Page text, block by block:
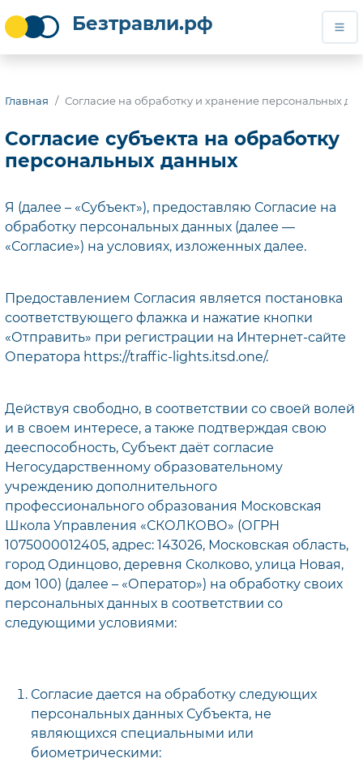
Безтравли.рф
Безтравли.рф
Главная Согласие на обработку и хранение персональных
Согласие субъекта на обработку
персональных данных
Я (далее – «Субъект»), предоставляю Согласие на
обработку персональных данных (далее —
«Согласие») на условиях, изложенных далее.
Предоставлением Согласия является постановка
соответствующего флажка и нажатие кнопки
«Отправить» при регистрации на Интернет-сайте
Оператора https://traffic-lights.itsd.one/.
Действуя свободно, в соответствии со своей волей
и в своем интересе, а также подтверждая свою
дееспособность, Субъект даёт согласие
Негосударственному образовательному
учреждению дополнительного
профессионального образования Московская
Школа Управления «СКОЛКОВО» (ОГРН
1075000012405, адрес: 143026, Московская область,
город Одинцово, деревня Сколково, улица Новая,
дом 100) (далее – «Оператор») на обработку своих
персональных данных в соответствии со
следующими условиями:
Согласие дается на обработку следующих
персональных данных Субъекта, не
являющихся специальными или
биометрическими: